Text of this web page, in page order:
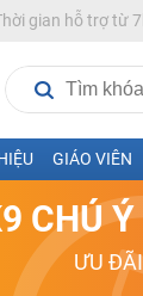
gian hỗ trợ từ
GIÁO VIÊN
CHÚ
ƯU
- Văn - Anh- Sinh-
năm học 2026-2027